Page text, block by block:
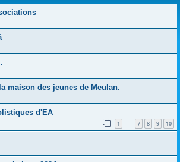
maison des jeunes de Meulan.
d'EA
1 7 8 9 10